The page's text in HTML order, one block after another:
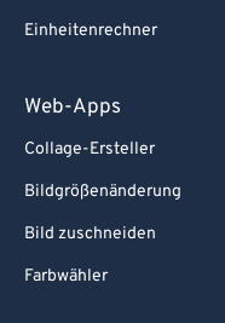
Einheitenrechner
Web-Apps
Collage-Ersteller
Bildgrößenänderung
Bild zuschneiden
Farbwähler